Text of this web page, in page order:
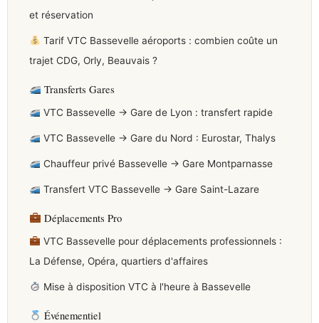
et réservation
Tarif VTC Bassevelle aéroports : combien coûte un
trajet CDG, Orly, Beauvais ?
Transferts Gares
VTC Bassevelle → Gare de Lyon : transfert rapide
VTC Bassevelle → Gare du Nord : Eurostar, Thalys
Chauffeur privé Bassevelle → Gare Montparnasse
Transfert VTC Bassevelle → Gare Saint-Lazare
Déplacements Pro
VTC Bassevelle pour déplacements professionnels :
La Défense, Opéra, quartiers d'affaires
Mise à disposition VTC à l'heure à Bassevelle
Événementiel